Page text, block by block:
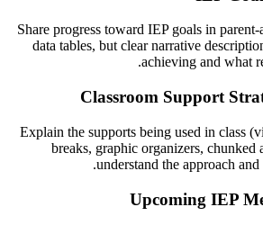
Share progress toward IEP goals in
data tables, but clear narrative
achieving and what
Classroom Support
Explain the supports being used in class
breaks, graphic organizers, chunked
understand the approach
Upcoming IEP